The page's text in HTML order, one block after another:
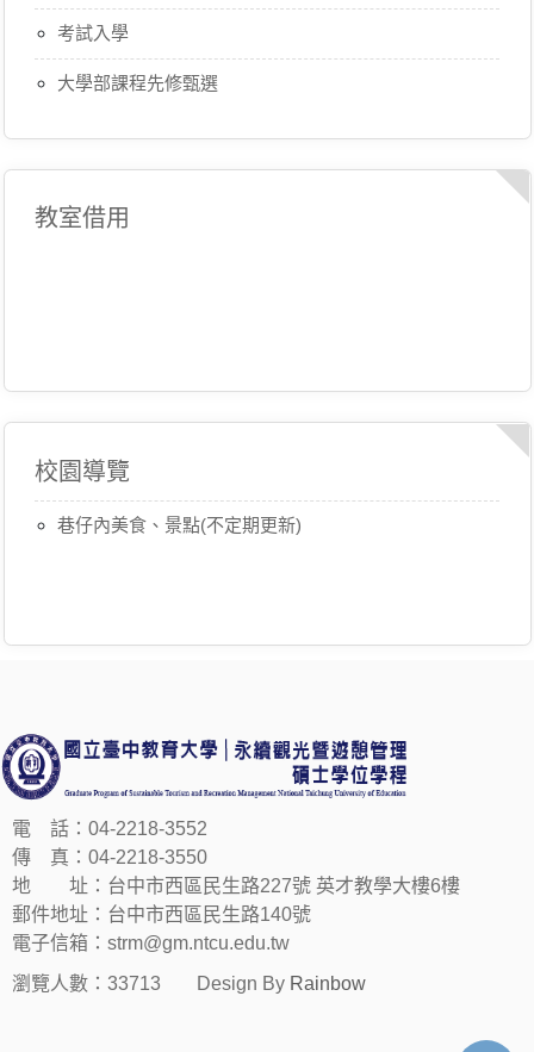
考試入學
大學部課程先修甄選
教室借用
校園導覽
巷仔內美食、景點(不定期更新)
電 話：04-2218-3552
傳 真：04-2218-3550
地 址：台中市西區民生路227號 英才教學大樓6樓
郵件地址：台中市西區民生路140號
電子信箱：strm@gm.ntcu.edu.tw
瀏覽人數：33713
Design By Rainbow